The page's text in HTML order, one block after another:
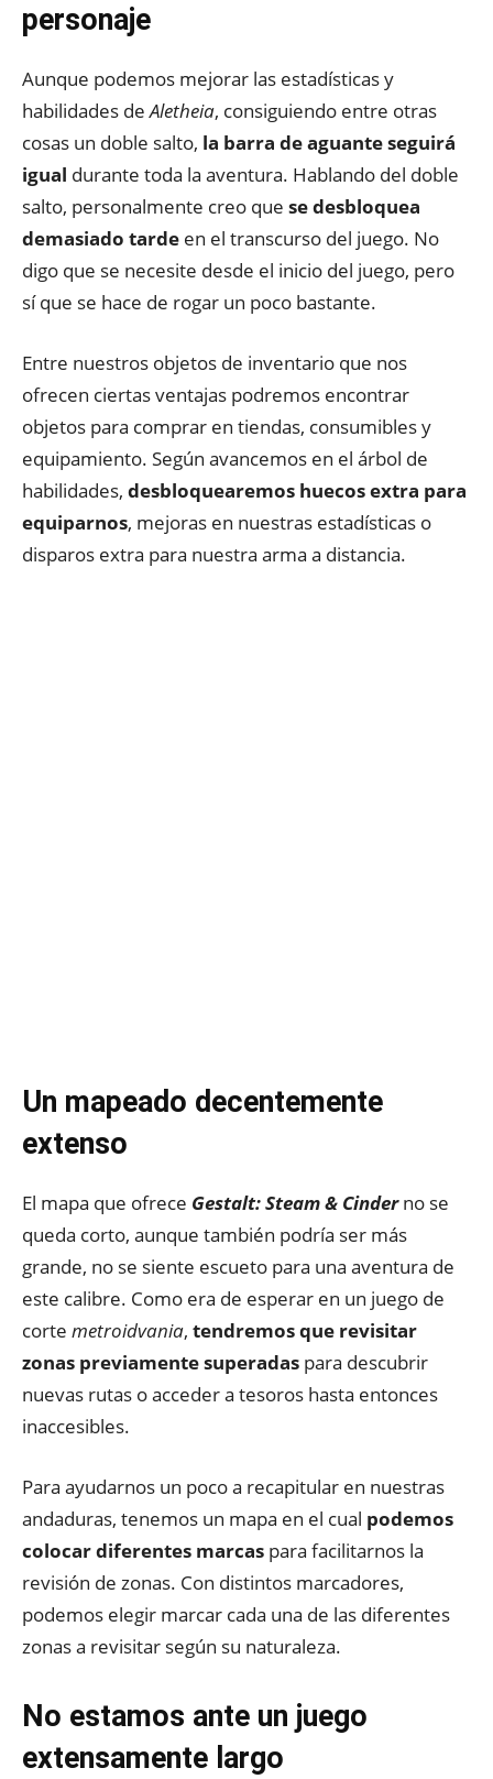
personaje
Aunque podemos mejorar las estadísticas y
habilidades deAletheia, consiguiendo entre otras
cosas un doble salto, la barra de aguante seguirá
igual durante toda la aventura. Hablando del doble
salto, personalmente creo que se desbloquea
demasiado tarde en el transcurso del juego. No
digo que se necesite desde el inicio del juego, pero
sí que se hace de rogar un poco bastante.
Entre nuestros objetos de inventario que nos
ofrecen ciertas ventajas podremos encontrar
objetos para comprar en tiendas, consumibles y
equipamiento. Según avancemos en el árbol de
habilidades, desbloquearemos huecos extra para
equiparnos, mejoras en nuestras estadísticas o
disparos extra para nuestra arma a distancia.
Un mapeado decentemente
extenso
El mapa que ofrece Gestalt: Steam & Cinderno se
queda corto, aunque también podría ser más
grande, no se siente escueto para una aventura de
este calibre. Como era de esperar en un juego de
corte metroidvania, tendremos que revisitar
zonas previamente superadas para descubrir
nuevas rutas o acceder a tesoros hasta entonces
inaccesibles.
Para ayudarnos un poco a recapitular en nuestras
andaduras, tenemos un mapa en el cual podemos
colocar diferentes marcas para facilitarnos la
revisión de zonas. Con distintos marcadores,
podemos elegir marcar cada una de las diferentes
zonas a revisitar según su naturaleza.
No estamos ante un juego
extensamente largo